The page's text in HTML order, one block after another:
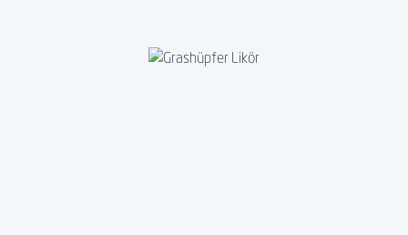
Bildergalerie überspringen